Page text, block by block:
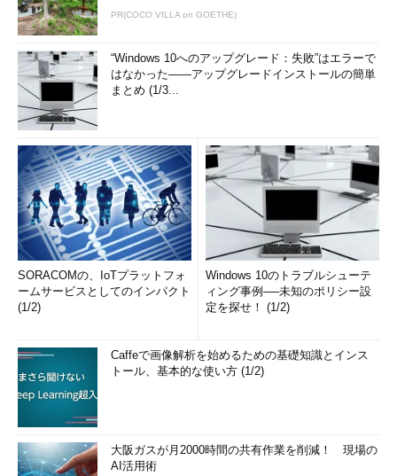
PR(COCO VILLA on GOETHE)
“Windows 10へのアップグレード：失敗”はエラーで
はなかった――アップグレードインストールの簡単
まとめ (1/3...
SORACOMの、IoTプラットフォ
ームサービスとしてのインパクト
(1/2)
Windows 10のトラブルシューテ
ィング事例──未知のポリシー設
定を探せ！ (1/2)
Caffeで画像解析を始めるための基礎知識とインス
トール、基本的な使い方 (1/2)
大阪ガスが月2000時間の共有作業を削減！ 現場の
AI活用術